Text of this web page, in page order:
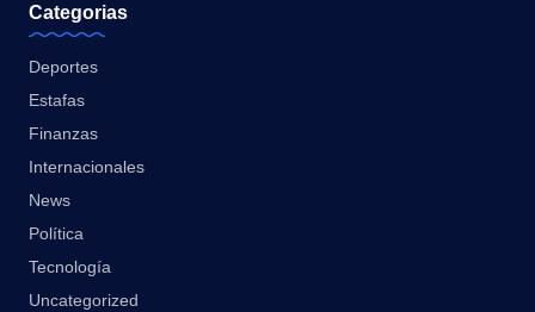
Categorias
Deportes
Estafas
Finanzas
Internacionales
News
Política
Tecnología
Uncategorized